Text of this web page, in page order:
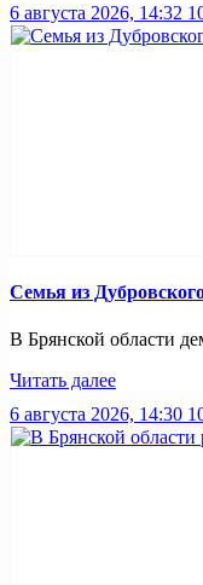
6 августа 2026, 14:32
Семья из
В Брянской области
Читать далее
6 августа 2026, 14:30